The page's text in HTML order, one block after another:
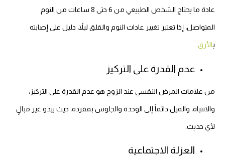
عادة ما يحتاج الشخص الطبيعي من 6 حتى 8 ساعات من النوم
المتواصل، إذا تعتبر تغيير عادات النوم والقلق ليلاً، دليل على إصابته
بالأرق.
عدم القدرة على التركيز
من علامات المرض النفسي عند الزوج هو عدم القدرة على التركيز،
والانتباه، والميل دائماً إلى الوحدة والجلوس بمفرده، حيث يبدو غير مبالٍ
لأي حديث.
العزلة الاجتماعية